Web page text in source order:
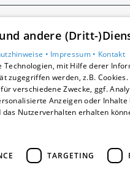
zur
andere (Dritt-
• Impressum • Kontakt
mit Hilfe derer
zugegriffen werden, z.B.
verschiedene Zwecke, ggf.
Anzeigen oder
Nutzerverhalten erhalten
TARGETING